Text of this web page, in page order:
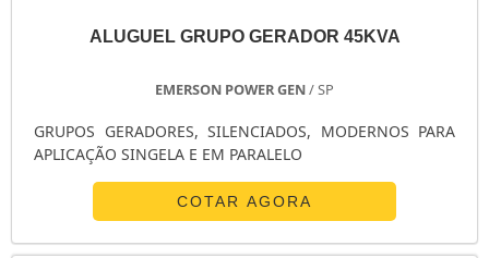
ALUGUEL GRUPO GERADOR 45KVA
EMERSON POWER GEN/ SP
GRUPOS GERADORES, SILENCIADOS, MODERNOS PARA
APLICAÇÃO SINGELA E EM PARALELO
COTAR AGORA